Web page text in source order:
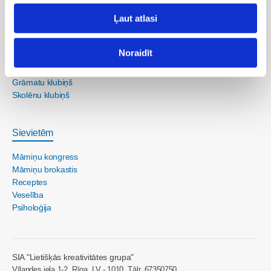
Ļaut atlasi
Noraidīt
Veselība
Bērna psiholoģija un attīstība
Grāmatu klubiņš
Skolēnu klubiņš
Sievietēm
Māmiņu kongress
Māmiņu brokastis
Receptes
Veselība
Psiholoģija
SIA "Lietišķās kreativitātes grupa"